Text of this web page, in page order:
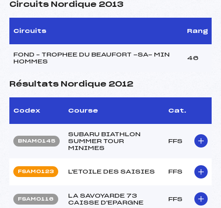
Circuits Nordique 2013
Circuits Rang
FOND – TROPHEE DU BEAUFORT -SA- MIN
HOMMES
46
Résultats Nordique 2012
Codex Course Cat.
BNAM0145
SUBARU BIATHLON
SUMMER TOUR
MINIMES
FFS
FSAM0123 L'ETOILE DES SAISIES FFS
FSAM0116
LA SAVOYARDE 73
CAISSE D'EPARGNE
FFS